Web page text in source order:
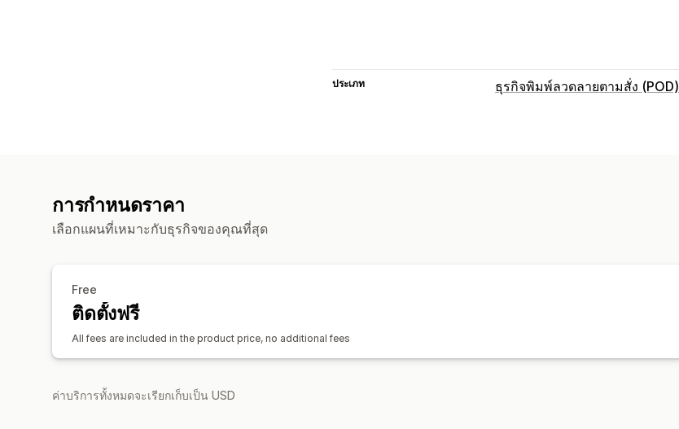
ประเภท ธุรกิจพิมพ์ลวดลายตามสั่ง (POD)
การกำหนดราคา
เลือกแผนที่เหมาะกับธุรกิจของคุณที่สุด
Free
ติดตั้งฟรี
All fees are included in the product price, no additional fees
ค่าบริการทั้งหมดจะเรียกเก็บเป็น USD